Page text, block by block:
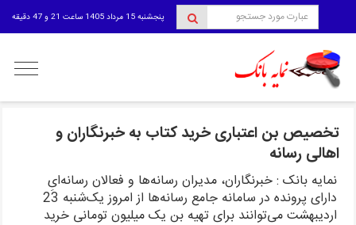
پنجشنبه 15 مرداد 1405 ساعت 21 و 47 دقیقه
منوی
تخصیص بن اعتباری خرید کتاب به خبرنگاران و
اهالی رسانه
نمایه بانک : خبرنگاران، مدیران رسانه‌ها و فعالان رسانه‌ایِ
دارای پرونده در سامانه جامع رسانه‌ها از امروز یک‌شنبه 23
اردیبهشت می‌توانند برای تهیه بن یک میلیون تومانی خرید